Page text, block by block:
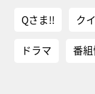
Qさま!! ク
ドラマ 番